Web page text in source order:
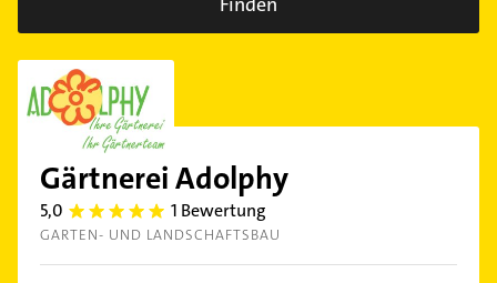
Gärtnerei Adolphy
5,0 5.0 1 Bewertung
GARTEN- UND LANDSCHAFTSBAU